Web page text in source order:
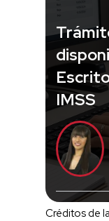
IMSS
Créditos de